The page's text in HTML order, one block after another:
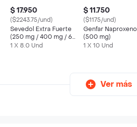
$ 17.950
($2243.75/und)
Sevedol Extra Fuerte
(250 mg / 400 mg / 65
mg)
1 X 8.0 Und
$ 11.750
($1175/und)
Genfar Naproxeno
(500 mg)
1 X 10 Und
Ver más